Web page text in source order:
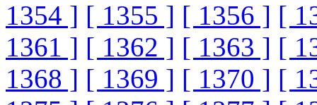
1354 ] [ 1355 ] [ 1356 ] [
1361 ] [ 1362 ] [ 1363 ] [
1368 ] [ 1369 ] [ 1370 ] [